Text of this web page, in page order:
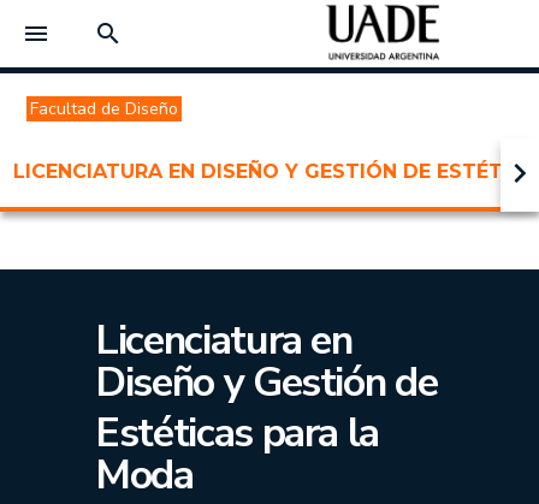
menu search
Facultad de Diseño
LICENCIATURA EN DISEÑO Y GESTIÓN DE keyboard_arrow_right
Licenciatura en
Diseño y Gestión de
Estéticas para la
Moda